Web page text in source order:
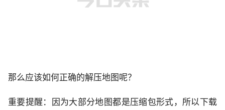
那么应该如何正确的解压地图呢？
重要提醒：因为大部分地图都是压缩包形式，所以下载